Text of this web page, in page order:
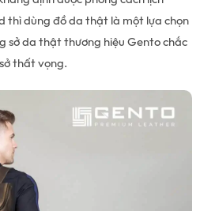
thì dùng đồ da thật là một lựa chọn
sở da thật thương hiệu Gento chắc
thất vọng.